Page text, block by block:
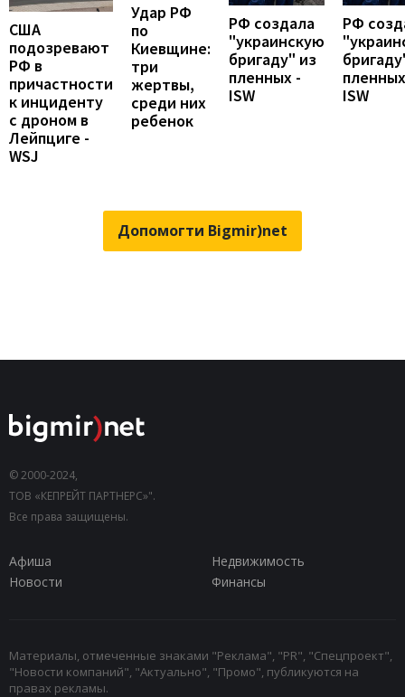
США
подозревают
РФ в
причастности
к инциденту
с дроном в
Лейпциге -
WSJ
Удар РФ
по
Киевщине:
три
жертвы,
среди них
ребенок
РФ создала
"украинскую
бригаду" из
пленных -
ISW
РФ
ISW
Допомогти Bigmir)net
© 2000-2024,
ТОВ «КЕПРЕЙТ ПАРТНЕРС»".
Все права защищены.
Афиша
Недвижимость
Новости
Финансы
Материалы, отмеченные знаками "Реклама", "PR", "Спецпроект",
"Новости компаний", "Актуально", "Промо", публикуются на
правах рекламы.